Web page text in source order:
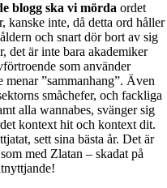
blogg ska vi mörda ordet
kanske inte, då detta ord håller
och snart dör bort av sig
det är inte bara akademiker
som använder
menar ”sammanhang”. Även
småchefer, och fackliga
alla wannabes, svänger sig
kontext hit och kontext dit.
sett sina bästa år. Det är
med Zlatan – skadat på